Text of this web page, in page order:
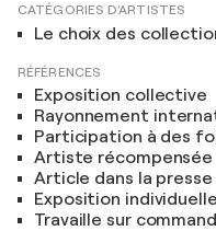
CATÉGORIES D'ARTISTES
Le choix des
RÉFÉRENCES
Exposition collective
Rayonnement
Participation à des
Artiste récompensée
Article dans la presse
Exposition individuelle
Travaille sur